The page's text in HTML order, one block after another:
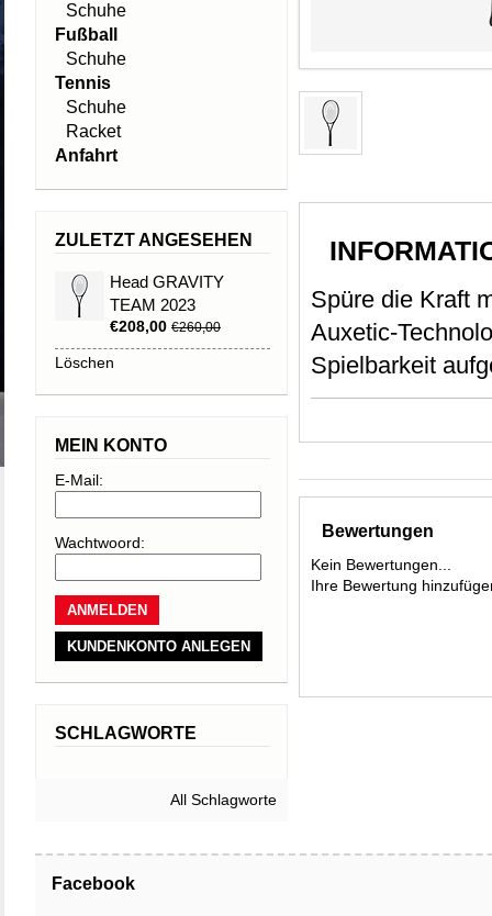
Spüre die Kraft
Auxetic-
Spielbarkeit
der Serie und
die benötigt
Technologie
Die
• Enormer
Bewertungen
Kein Bewertungen...
Ihre Bewertung
Schuhe
Fußball
Schuhe
Tennis
Schuhe
Racket
Anfahrt
ZULETZT ANGESEHEN
Head GRAVITY
TEAM 2023
€208,00 €260,00
Löschen
MEIN KONTO
E-Mail:
Wachtwoord:
KUNDENKONTO ANLEGEN
SCHLAGWORTE
All Schlagworte
Facebook